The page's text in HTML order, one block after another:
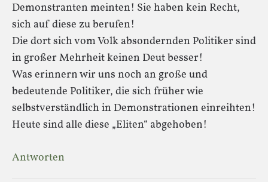
Demonstranten meinten! Sie haben kein Recht,
sich auf diese zu berufen!
Die dort sich vom Volk absondernden Politiker sind
in großer Mehrheit keinen Deut besser!
Was erinnern wir uns noch an große und
bedeutende Politiker, die sich früher wie
selbstverständlich in Demonstrationen einreihten!
Heute sind alle diese „Eliten“ abgehoben!
Antworten